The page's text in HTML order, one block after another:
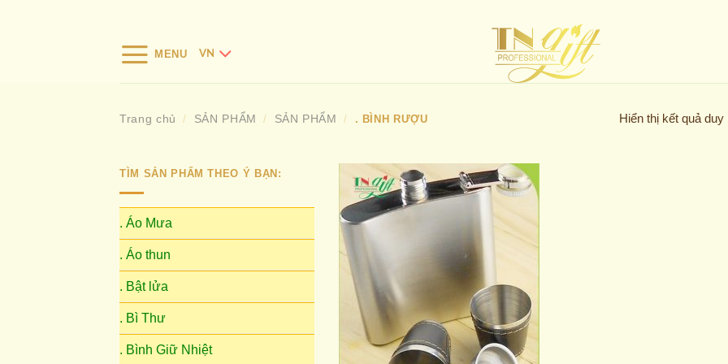
MENU VN
Trang chủ / SẢN PHẨM / SẢN PHẨM / . BÌNH RƯỢU Hiển thị kết quả duy
TÌM SẢN PHẨM THEO Ý BẠN:
. Áo Mưa
. Áo thun
. Bật lửa
. Bì Thư
. Bình Giữ Nhiệt
wishlist